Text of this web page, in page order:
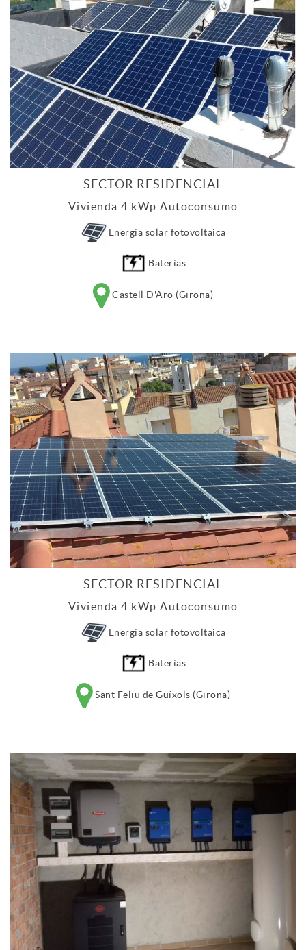
SECTOR RESIDENCIAL
Vivienda 4 kWp Autoconsumo
Energía solar fotovoltaica
Baterías
Castell D'Aro (Girona)
SECTOR RESIDENCIAL
Vivienda 4 kWp Autoconsumo
Energía solar fotovoltaica
Baterías
Sant Feliu de Guíxols (Girona)